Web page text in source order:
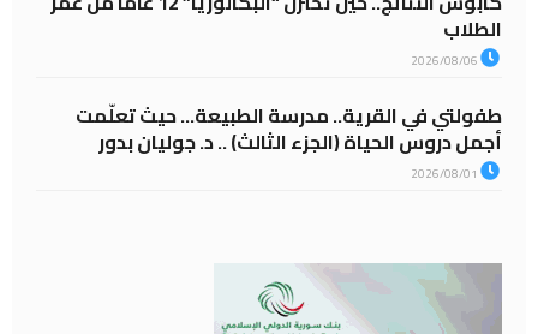
الطلاب
طفولتي في القرية.. مدرسة الطبيعة… حيث تعلّمت
أجمل دروس الحياة (الجزء الثالث) .. د. جوليان بدور